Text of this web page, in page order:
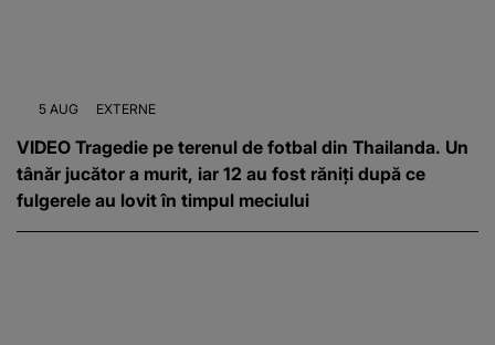
5 AUG EXTERNE
VIDEO Tragedie pe terenul de fotbal din Thailanda. Un
tânăr jucător a murit, iar 12 au fost răniți după ce
fulgerele au lovit în timpul meciului